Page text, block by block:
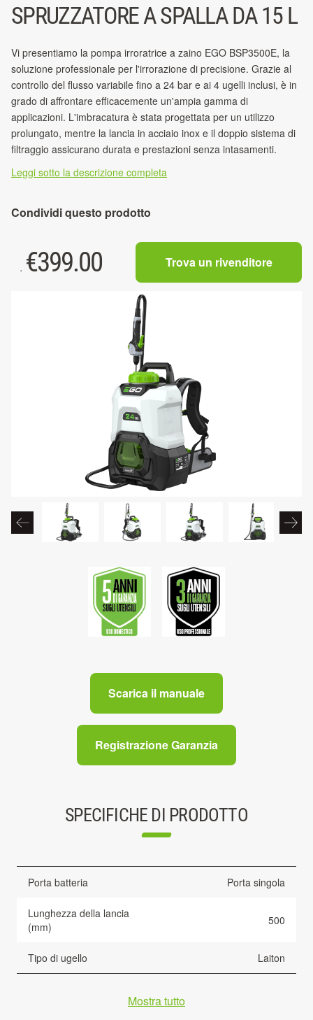
Scarica il manuale
Registrazione Garanzia
SPRUZZATORE A SPALLA DA 15 L
Vi presentiamo la pompa irroratrice a zaino EGO BSP3500E, la
soluzione professionale per l'irrorazione di precisione. Grazie al
controllo del flusso variabile fino a 24 bar e ai 4 ugelli inclusi, è in
grado di affrontare efficacemente un'ampia gamma di
applicazioni. L'imbracatura è stata progettata per un utilizzo
prolungato, mentre la lancia in acciaio inox e il doppio sistema di
filtraggio assicurano durata e prestazioni senza intasamenti.
Leggi sotto la descrizione completa
Condividi questo prodotto
. €399.00 Trova un rivenditore
SPECIFICHE DI PRODOTTO
Porta batteria Porta singola
Lunghezza della lancia
(mm)
500
Tipo di ugello Laiton
Mostra tutto